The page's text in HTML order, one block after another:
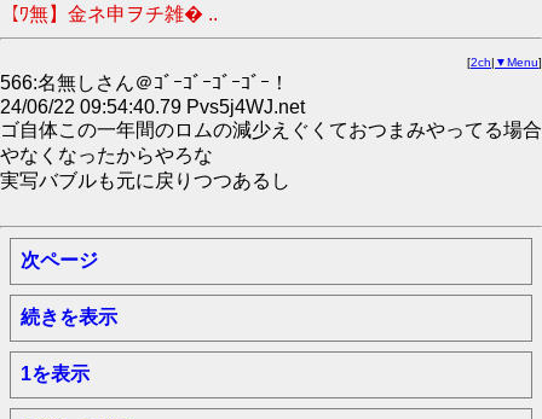
【ﾜ無】金ネ申ヲチ雑� ..
[2ch| ▼Menu]
566:名無しさん＠ｺﾞｰｺﾞｰｺﾞｰｺﾞｰ！
24/06/22 09:54:40.79 Pvs5j4WJ.net
ゴ自体この一年間のロムの減少えぐくておつまみやってる場合
やなくなったからやろな
実写バブルも元に戻りつつあるし
次ページ
続きを表示
1を表示